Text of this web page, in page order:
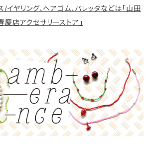
ヤリング、ヘアゴム、バレッタなどは「山田
慶店アクセサリーストア」